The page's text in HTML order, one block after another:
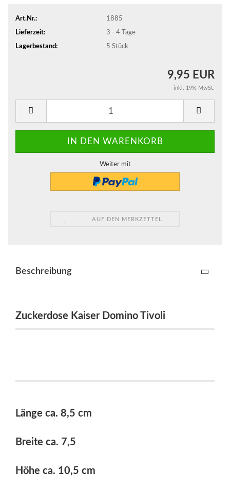
Art.Nr.: 1885
Lieferzeit: 3 - 4 Tage
Lagerbestand: 5 Stück
9,95 EUR
inkl. 19% MwSt.
Weiter mit
AUF DEN MERKZETTEL
Beschreibung
Zuckerdose Kaiser Domino Tivoli
Länge ca. 8,5 cm
Breite ca. 7,5
Höhe ca. 10,5 cm